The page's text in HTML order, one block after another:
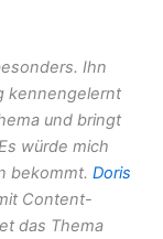
Ihn
kennengelernt
und bringt
würde mich
bekommt. Doris
Content-
das Thema